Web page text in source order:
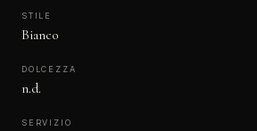
STILE
Bianco
DOLCEZZA
n.d.
SERVIZIO